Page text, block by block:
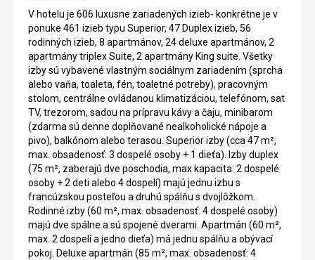
V hotelu je 606 luxusne zariadených izieb- konkrétne je v
ponuke 461 izieb typu Superior, 47 Duplex izieb, 56
rodinných izieb, 8 apartmánov, 24 deluxe apartmánov, 2
apartmány triplex Suite, 2 apartmány King suite. Všetky
izby sú vybavené vlastným sociálnym zariadením (sprcha
alebo vaňa, toaleta, fén, toaletné potreby), pracovným
stolom, centrálne ovládanou klimatizáciou, telefónom, sat
TV, trezorom, sadou na prípravu kávy a čaju, minibarom
(zdarma sú denne doplňované nealkoholické nápoje a
pivo), balkónom alebo terasou. Superior izby (cca 47 m²,
max. obsadenosť: 3 dospelé osoby + 1 dieťa). Izby duplex
(75 m², zaberajú dve poschodia, max kapacita: 2 dospelé
osoby + 2 deti alebo 4 dospelí) majú jednu izbu s
francúzskou posteľou a druhú spálňu s dvojlôžkom.
Rodinné izby (60 m², max. obsadenosť: 4 dospelé osoby)
majú dve spálne a sú spojené dverami. Apartmán (60 m²,
max. 2 dospelí a jedno dieťa) má jednu spálňu a obývací
pokoj. Deluxe apartmán (85 m², max. obsadenosť: 4